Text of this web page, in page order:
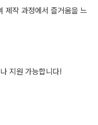
제작 과정에서 즐거움을 느
지원 가능합니다!